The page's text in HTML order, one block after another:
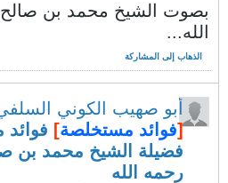
بصوت الشيخ محمد بن صالح
الله...
الذهاب إلى المشاركة
أبو صهيب الكوني
[فوائد مستخلصة] فوائد
فضيلة الشيخ محمد بن
رحمه الله